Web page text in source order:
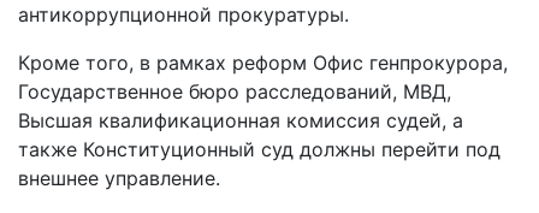
антикоррупционной прокуратуры.
Кроме того, в рамках реформ Офис генпрокурора,
Государственное бюро расследований, МВД,
Высшая квалификационная комиссия судей, а
также Конституционный суд должны перейти под
внешнее управление.